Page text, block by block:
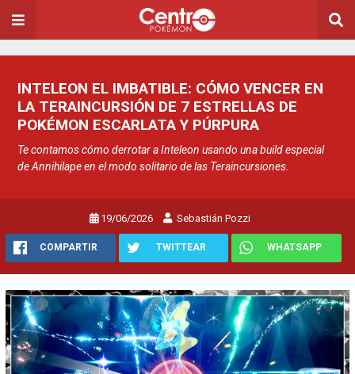
INTELEON EL IMBATIBLE: CÓMO VENCER EN
LA TERAINCURSIÓN DE 7 ESTRELLAS DE
POKÉMON ESCARLATA Y PÚRPURA
Te contamos cómo derrotar a Inteleon usando una build especial
de Annihilape en el modo solitario de las Teraincursiones.
19/06/2026 Sebastián Pozzi
COMPARTIR TWITTEAR WHATSAPP